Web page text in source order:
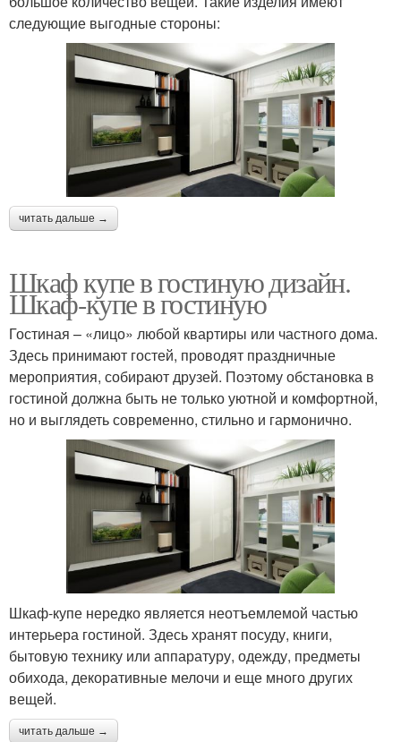
следующие выгодные стороны:
читать дальше →
Шкаф купе в гостиную дизайн.
Шкаф-купе в гостиную
Гостиная – «лицо» любой квартиры или частного дома.
Здесь принимают гостей, проводят праздничные
мероприятия, собирают друзей. Поэтому обстановка в
гостиной должна быть не только уютной и комфортной,
но и выглядеть современно, стильно и гармонично.
Шкаф-купе нередко является неотъемлемой частью
интерьера гостиной. Здесь хранят посуду, книги,
бытовую технику или аппаратуру, одежду, предметы
обихода, декоративные мелочи и еще много других
вещей.
читать дальше →